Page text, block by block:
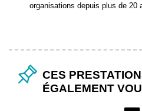
organisations depuis plus de 20
CES
ÉGALEMENT